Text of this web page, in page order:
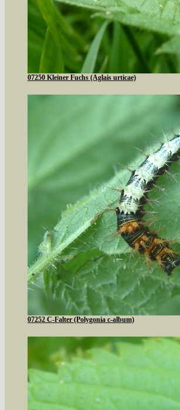
07250 Kleiner Fuchs (Aglais urticae)
07252 C-Falter (Polygonia c-album)